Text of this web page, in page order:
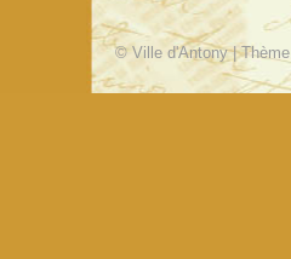
© Ville d'Antony | Thème